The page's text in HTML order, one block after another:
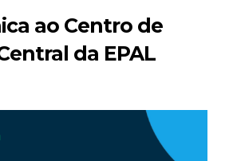
ao Centro de
da EPAL